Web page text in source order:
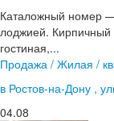
Каталожный номер
лоджией.
гостиная,...
Продажа / Жилая /
в Ростов-на-Дону ,
04.08